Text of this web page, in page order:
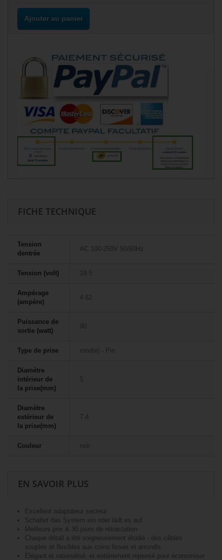
Ajouter au panier
FICHE TECHNIQUE
Tension
dentrée
AC 100-250V 50/60Hz
Tension (volt) 19.5
Ampérage
(ampère)
4.62
Puissance de
sortie (watt)
90
Type de prise rond(e) - Pin
Diamètre
intérieur de
la prise(mm)
5
Diamètre
extérieur de
la prise(mm)
7.4
Couleur noir
EN SAVOIR PLUS
Excellent adaptateur secteur
Schaltet das System ein oder lädt es auf
Meilleurs prix & 30 jours de rétractation
Chaque détail a été soigneusement étudié - des câbles
souples et flexibles aux coins lisses et arrondis
Élégant et rationalisé, et entièrement repensé pour économiser